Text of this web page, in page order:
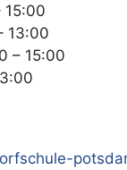
15:00
13:00
– 15:00